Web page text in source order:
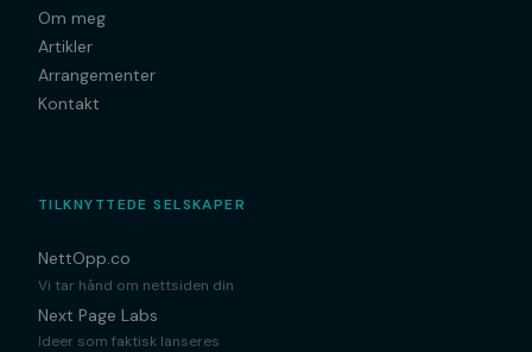
Om meg
Artikler
Arrangementer
Kontakt
TILKNYTTEDE SELSKAPER
NettOpp.co
Vi tar hånd om nettsiden din
Next Page Labs
Ideer som faktisk lanseres